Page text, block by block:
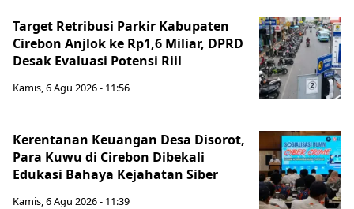
Target Retribusi Parkir Kabupaten
Cirebon Anjlok ke Rp1,6 Miliar, DPRD
Desak Evaluasi Potensi Riil
Kamis, 6 Agu 2026 - 11:56
Kerentanan Keuangan Desa Disorot,
Para Kuwu di Cirebon Dibekali
Edukasi Bahaya Kejahatan Siber
Kamis, 6 Agu 2026 - 11:39